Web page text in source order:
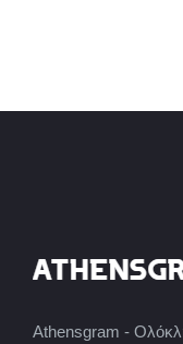
Athensgram -